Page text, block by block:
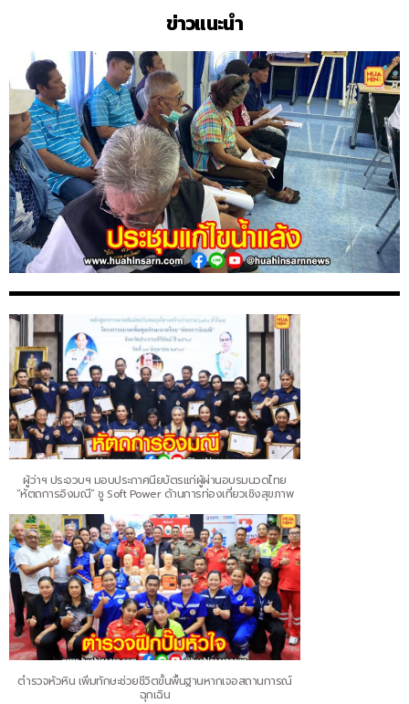
ข่าวแนะนำ
ผู้ว่าฯ ประจวบฯ มอบประกาศนียบัตรแก่ผู้ผ่านอบรมนวดไทย
“หัตถการอิงมณี” ชู Soft Power ด้านการท่องเที่ยวเชิงสุขภาพ
ตำรวจหัวหิน เพิ่มทักษะช่วยชีวิตขั้นพื้นฐานหากเจอสถานการณ์
ฉุกเฉิน